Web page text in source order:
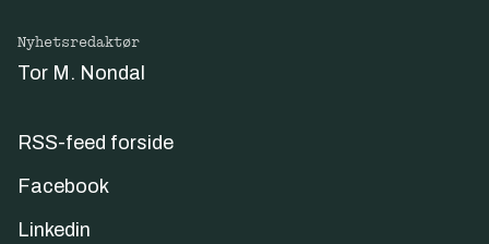
Nyhetsredaktør
Tor M. Nondal
RSS-feed forside
Facebook
Linkedin